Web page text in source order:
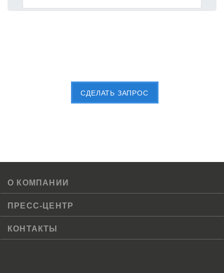
CДЕЛАТЬ ЗАПРОС
О КОМПАНИИ
ПРЕСС-ЦЕНТР
КОНТАКТЫ